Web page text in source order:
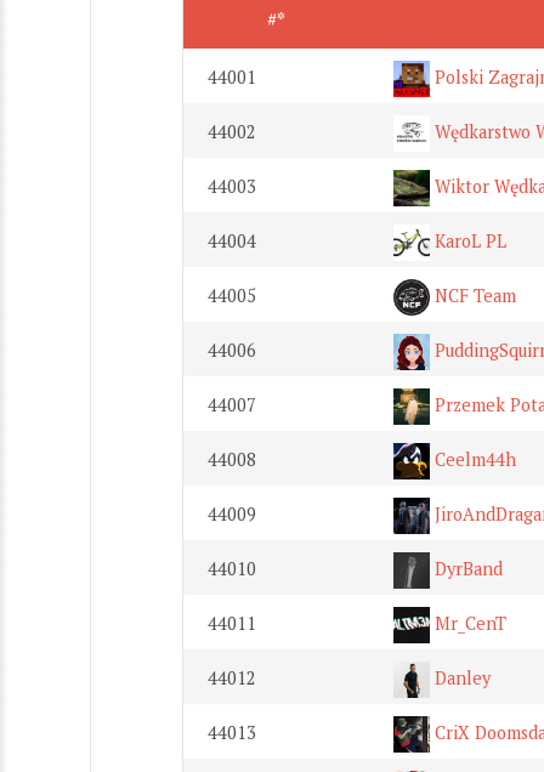
#*
44001 Polski
44002 Wędkarstwo
44003 Wiktor
44004 KaroL PL
44005 NCF Team
44006
44007 Przemek
44008 Ceelm44h
44009
44010 DyrBand
44011 Mr_CenT
44012 Danley
44013 CriX